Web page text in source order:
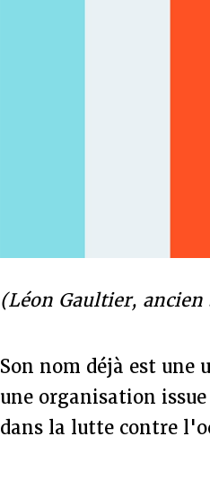
(Léon Gaultier,
Son nom déjà est
une organisation
dans la lutte contre